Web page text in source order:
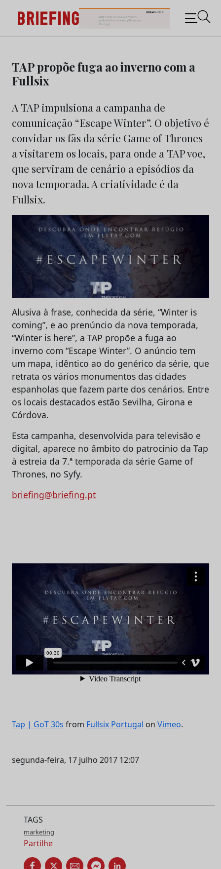
content
Briefing: Todas as notícias sobre os negócios do
Marketing e da Publicidade
TAP propõe fuga ao inverno com a
Fullsix
A TAP impulsiona a campanha de
comunicação “Escape Winter”. O objetivo é
convidar os fãs da série Game of Thrones
a visitarem os locais, para onde a TAP voe,
que serviram de cenário a episódios da
nova temporada. A criatividade é da
Fullsix.
Alusiva à frase, conhecida da série, “Winter is
coming”, e ao prenúncio da nova temporada,
“Winter is here”, a TAP propõe a fuga ao
inverno com “Escape Winter”. O anúncio tem
um mapa, idêntico ao do genérico da série, que
retrata os vários monumentos das cidades
espanholas que fazem parte dos cenários. Entre
os locais destacados estão Sevilha, Girona e
Córdova.
Esta campanha, desenvolvida para televisão e
digital, aparece no âmbito do patrocínio da Tap
à estreia da 7.ª temporada da série Game of
Thrones, no Syfy.
briefing@briefing.pt
Tap | GoT 30s from Fullsix Portugal on Vimeo.
segunda-feira, 17 julho 2017 12:07
TAGS
marketing
Partilhe